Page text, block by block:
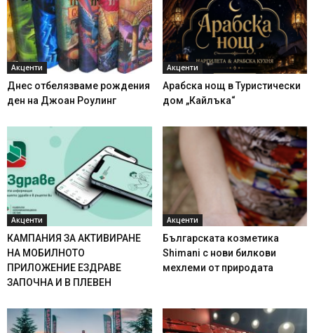
Акценти
Днес отбелязваме рождения
ден на Джоан Роулинг
Акценти
Арабска нощ в Туристически
дом „Кайлъка“
Акценти
КАМПАНИЯ ЗА АКТИВИРАНЕ
НА МОБИЛНОТО
ПРИЛОЖЕНИЕ ЕЗДРАВЕ
ЗАПОЧНА И В ПЛЕВЕН
Акценти
Българската козметика
Shimani с нови билкови
мехлеми от природата